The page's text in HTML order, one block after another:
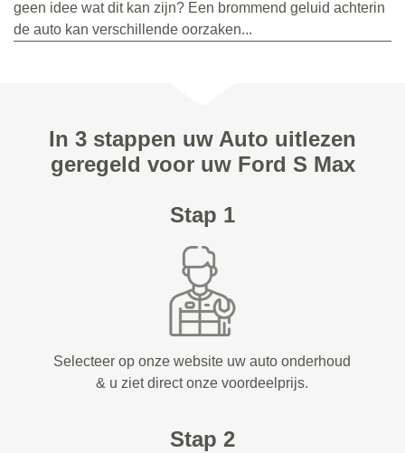
geen idee wat dit kan zijn? Een brommend geluid achterin
de auto kan verschillende oorzaken...
In 3 stappen uw Auto uitlezen
geregeld voor uw Ford S Max
Stap 1
Selecteer op onze website uw auto onderhoud
& u ziet direct onze voordeelprijs.
Stap 2